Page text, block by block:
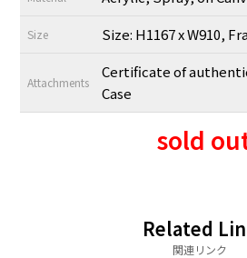
Size Size: H1167 x W910,
Attachments
Certificate of
Case
sold
Related
関連リンク